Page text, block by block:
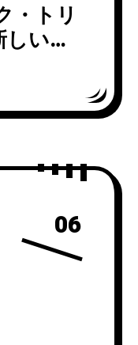
・トリ
しい
ース！
06